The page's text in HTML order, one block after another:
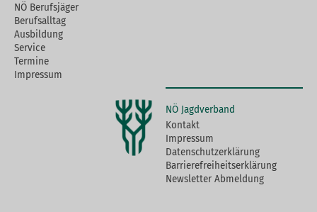
NÖ Berufsjäger
Berufsalltag
Ausbildung
Service
Termine
Impressum
NÖ Jagdverband
Kontakt
Impressum
Datenschutzerklärung
Barrierefreiheitserklärung
Newsletter Abmeldung